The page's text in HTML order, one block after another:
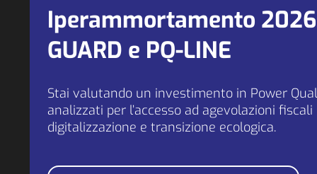
Iperammortamento 2026
GUARD e PQ-LINE
Stai valutando un investimento in Power
analizzati per l’accesso ad agevolazioni
digitalizzazione e transizione ecologica.